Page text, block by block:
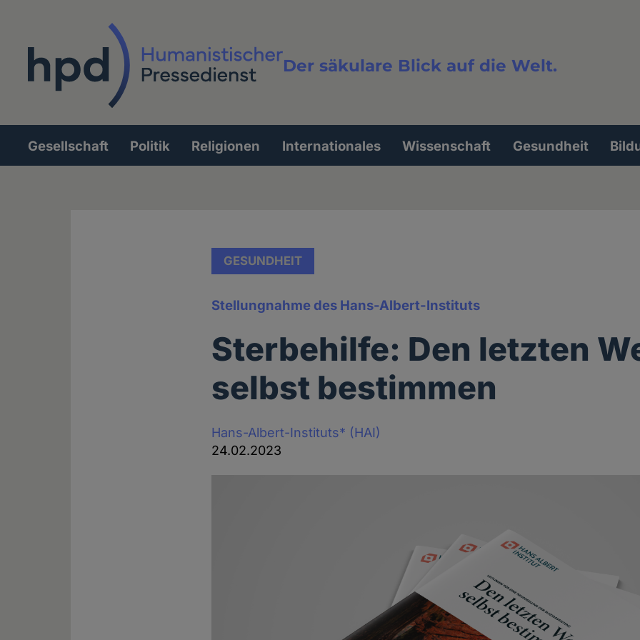
Der säkulare Blick auf die Welt.
Volltextsuche
Hauptnavigation
Gesellschaft Politik Religionen Internationales Wissenschaft Gesundheit
GESUNDHEIT
Stellungnahme des Hans-Albert-Instituts
Sterbehilfe: Den letzten
selbst bestimmen
Hans-Albert-Instituts* (HAI)
24.02.2023